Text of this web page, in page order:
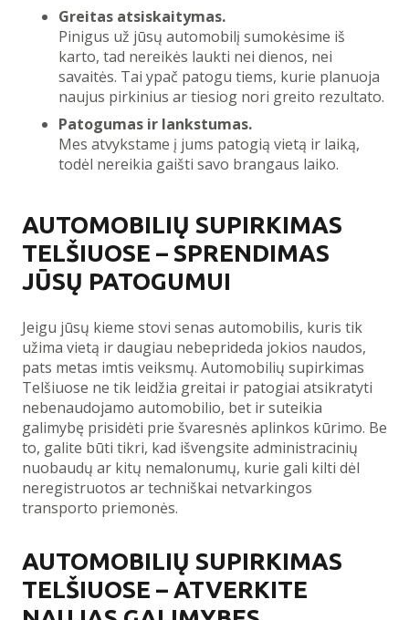
Greitas atsiskaitymas.
Pinigus už jūsų automobilį sumokėsime iš
karto, tad nereikės laukti nei dienos, nei
savaitės. Tai ypač patogu tiems, kurie planuoja
naujus pirkinius ar tiesiog nori greito rezultato.
Patogumas ir lankstumas.
Mes atvykstame į jums patogią vietą ir laiką,
todėl nereikia gaišti savo brangaus laiko.
AUTOMOBILIŲ SUPIRKIMAS
TELŠIUOSE – SPRENDIMAS
JŪSŲ PATOGUMUI
Jeigu jūsų kieme stovi senas automobilis, kuris tik
užima vietą ir daugiau nebeprideda jokios naudos,
pats metas imtis veiksmų. Automobilių supirkimas
Telšiuose ne tik leidžia greitai ir patogiai atsikratyti
nebenaudojamo automobilio, bet ir suteikia
galimybę prisidėti prie švaresnės aplinkos kūrimo. Be
to, galite būti tikri, kad išvengsite administracinių
nuobaudų ar kitų nemalonumų, kurie gali kilti dėl
neregistruotos ar techniškai netvarkingos
transporto priemonės.
AUTOMOBILIŲ SUPIRKIMAS
TELŠIUOSE – ATVERKITE